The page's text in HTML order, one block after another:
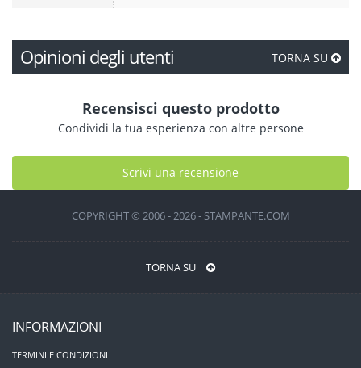
Opinioni degli utenti TORNA SU
Recensisci questo prodotto
Condividi la tua esperienza con altre persone
Scrivi una recensione
COPYRIGHT © 2006 - 2026 - STAMPANTE.COM
TORNA SU
INFORMAZIONI
TERMINI E CONDIZIONI